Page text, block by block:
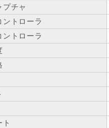
プチャ
ントローラ
ントローラ
ト